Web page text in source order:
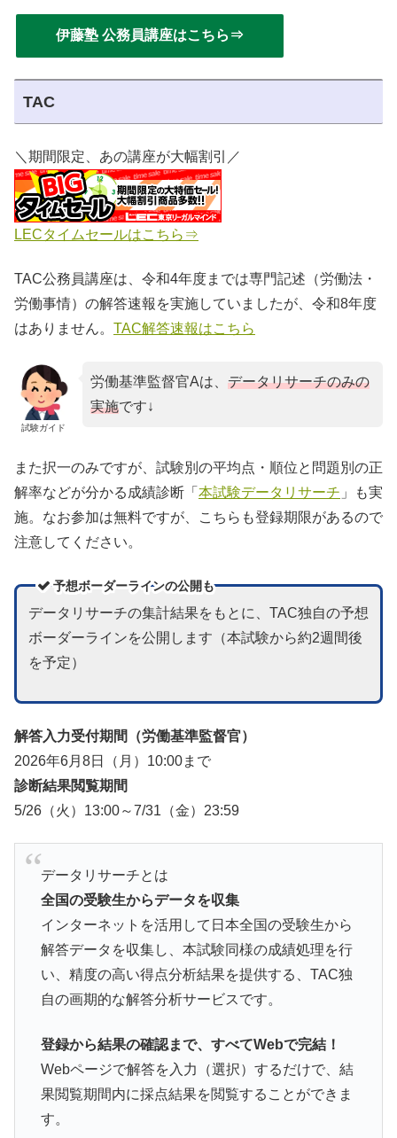
伊藤塾 公務員講座はこちら⇒
TAC
＼期間限定、あの講座が大幅割引／
LECタイムセールはこちら⇒
TAC公務員講座は、令和4年度までは専門記述（労働法・
労働事情）の解答速報を実施していましたが、令和8年度
はありません。 TAC解答速報はこちら
試験ガイド
労働基準監督官Aは、 データリサーチのみの
実施です↓
また択一のみですが、試験別の平均点・順位と問題別の正
解率などが分かる成績診断「 本試験データリサーチ 」も実
施。なお参加は無料ですが、こちらも登録期限があるので
注意してください。
予想ボーダーラインの公開も
データリサーチの集計結果をもとに、TAC独自の予想
ボーダーラインを公開します（本試験から約2週間後
を予定）
解答入力受付期間（労働基準監督官）
2026年6月8日（月）10:00まで
診断結果閲覧期間
5/26（火）13:00～7/31（金）23:59
データリサーチとは
全国の受験生からデータを収集
インターネットを活用して日本全国の受験生から
解答データを収集し、本試験同様の成績処理を行
い、精度の高い得点分析結果を提供する、TAC独
自の画期的な解答分析サービスです。
登録から結果の確認まで、すべてWebで完結！
Webページで解答を入力（選択）するだけで、結
果閲覧期間内に採点結果を閲覧することができま
す。